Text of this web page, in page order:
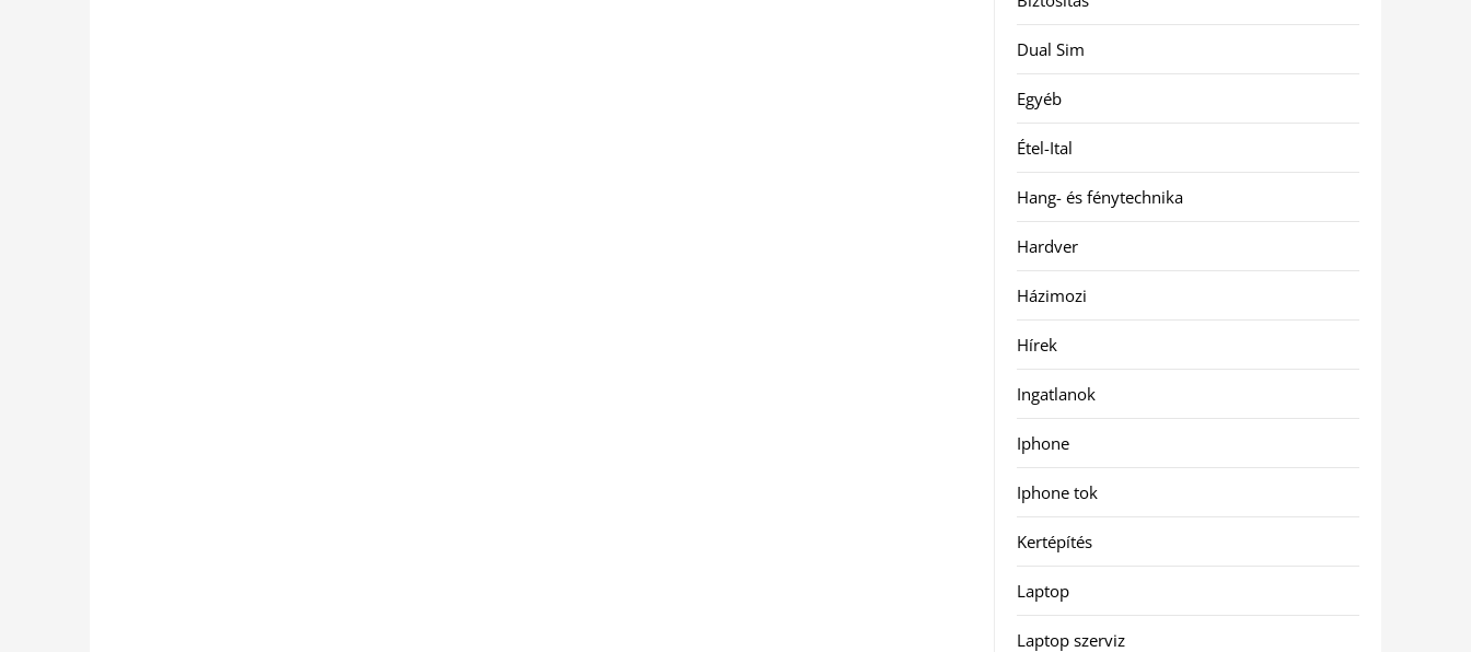
Dual Sim
Egyéb
Étel-Ital
Hang- és fénytechnika
Hardver
Házimozi
Hírek
Ingatlanok
Iphone
Iphone tok
Kertépítés
Laptop
Laptop szerviz